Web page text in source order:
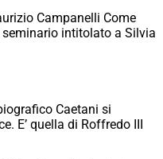
Campanelli Come
intitolato a Silvia
Caetani si
E’ quella di Roffredo III